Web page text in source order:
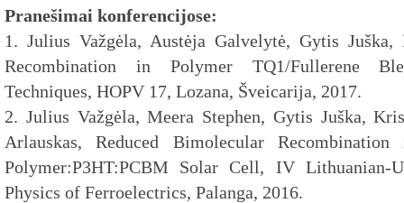
Pranešimai konferencijose:
1. Julius Važgėla, Austėja Galvelytė, Gytis
Recombination in Polymer TQ1/Fullerene
Techniques, HOPV 17, Lozana, Šveicarija, 2017.
2. Julius Važgėla, Meera Stephen, Gytis Juška,
Arlauskas, Reduced Bimolecular
Polymer:P3HT:PCBM Solar Cell, IV Lithuanian-
Physics of Ferroelectrics, Palanga, 2016.